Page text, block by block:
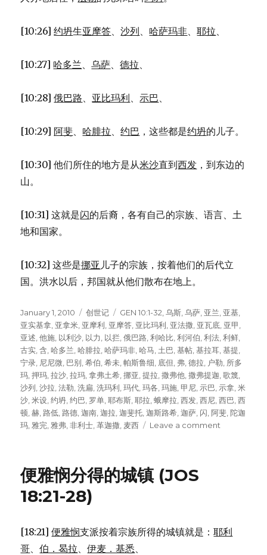
[10:26]约坍生亚摩答、沙列、 哈萨玛非、耶拉、
[10:27] 哈多兰、乌萨、德拉、
[10:28]俄巴路、 亚比玛利、示巴、
[10:29] 阿斐、 哈腓拉、约巴 ，这些都是约坍的儿子。
[10:30] 他们所住的地方是从米沙直到西发 ，到东边的
山。
[10:31] 这就是闪的后裔，各有自己的宗族、语言、土
地和国家。
[10:32] 这些是挪亚 儿子的宗族，按着他们的后代立
国。洪水以后，邦国就从他们散布在地上。
Posted
on
January 1, 2010 Categories
创世记 Tags
GEN 10:1-32 ,乌斯 ,乌萨 亚兰 亚基
亚实基拿 亚拿米 亚摩利 亚摩答 亚比玛利 亚法撒 亚瓦底 亚甲
亚述 ,他施 以利沙 以力 以拦 ,俄巴路 ,利哈比 ,利河伯 ,利法 ,利鲜
古实 ,含 ,哈多兰 ,哈腓拉 ,哈萨玛非 ,哈马 土巴 ,基帖 ,基拉耳 ,基提
宁录 尼尼微 巴别 ,希伯 ,希未 ,帕斯鲁细 底但 弗 ,德拉 户勒 所多
玛 ,押玛 ,拉沙 ,拉玛 ,拿弗土希 ,挪亚 ,提拉 ,撒弗他 ,撒弗提迦 ,歌篾
沙列 ,沙拉 ,法勒 ,洗扁 ,洗玛利 ,玛代 ,玛各 ,玛施 ,甲尼 示巴 示拿 ,米
沙 ,米设 ,约坍 ,约巴 罗单 ,耶布斯 ,耶拉 ,蛾摩拉 ,西发 ,西尼 ,西巴 ,西
顿 ,赫 路低 路德 ,迦南 ,迦拉 ,迦斐托 ,迦斯路希 ,迦萨 闪 ,阿斐 ,陀迦
玛 雅完 雅弗 ,非利士 ,革迦撒 麦西 Leave a comment
10:1-
便雅悯分得的城镇 (JOS
18:21-28)
[18:21]便雅悯支派按着宗族所得的城镇就是：耶利
哥、伯．曷拉、伊麦．基悉、